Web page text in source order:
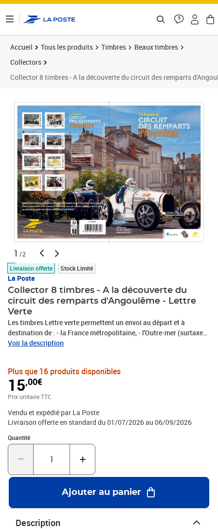
Accueil Tous les produits Timbres
Beaux timbres
Collectors
Collector 8 timbres - A la découverte du circuit des remparts
1 /2
Livraison offerte
Stock Limité
La Poste
Collector 8 timbres - A la découverte du
circuit des remparts d'Angoulême - Lettre
Verte
Les timbres Lettre verte permettent un envoi au départ et à
destination de : - la France métropolitaine, - l'Outre-mer (surtaxe
au-delà de 100g), - Andorre et Monaco. Le Client est informé qu’il
service client par la rubrique «Aide et Contact» sur le Site ou en
envoyant le formulaire de rétractation figurant en annexe 1 des
CGV par voie postale : Service Client Internet - La Boutique - 99
Voir la description
Plus que 16 produits disponibles
15,00€
Prix unitaire TTC
Vendu et expédié par La Poste
Livraison offerte en standard du 01/07/2026 au 06/09/2026
Quantité
Quantité : 1
Ajouter au panier
Description